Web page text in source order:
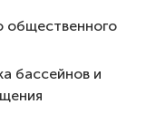
общественного
бассейнов и